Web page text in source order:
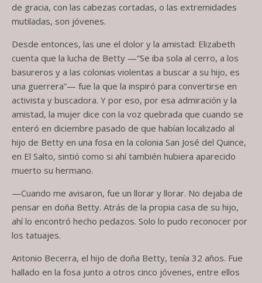
de gracia, con las cabezas cortadas, o las extremidades
mutiladas, son jóvenes.
Desde entonces, las une el dolor y la amistad: Elizabeth
cuenta que la lucha de Betty —“Se iba sola al cerro, a los
basureros y a las colonias violentas a buscar a su hijo, es
una guerrera”— fue la que la inspiró para convertirse en
activista y buscadora. Y por eso, por esa admiración y la
amistad, la mujer dice con la voz quebrada que cuando se
enteró en diciembre pasado de que habían localizado al
hijo de Betty en una fosa en la colonia San José del Quince,
en El Salto, sintió como si ahí también hubiera aparecido
muerto su hermano.
—Cuando me avisaron, fue un llorar y llorar. No dejaba de
pensar en doña Betty. Atrás de la propia casa de su hijo,
ahí lo encontró hecho pedazos. Solo lo pudo reconocer por
los tatuajes.
Antonio Becerra, el hijo de doña Betty, tenía 32 años. Fue
hallado en la fosa junto a otros cinco jóvenes, entre ellos